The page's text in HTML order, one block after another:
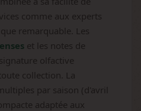
comme aux experts
remarquable. Les
et les notes de
olfactive
collection. La
par saison (d'avril
adaptée aux